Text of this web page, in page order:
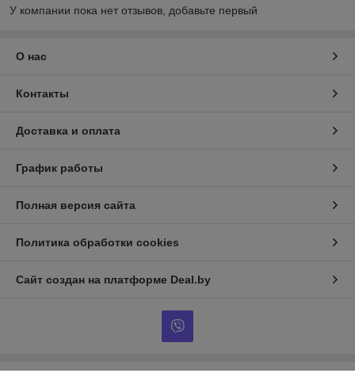
У компании пока нет отзывов, добавьте первый
О нас
Контакты
Доставка и оплата
График работы
Полная версия сайта
Политика обработки cookies
Сайт создан на платформе Deal.by